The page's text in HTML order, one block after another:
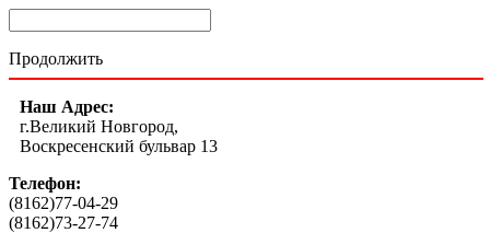
Продолжить
Наш Адрес:
г.Великий Новгород,
Воскресенский бульвар 13
Телефон:
(8162)77-04-29
(8162)73-27-74